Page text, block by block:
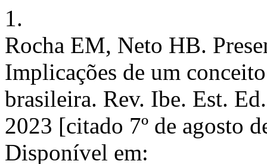
1.
Rocha EM, Neto HB.
Implicações de um
brasileira. Rev. Ibe. Est.
2023 [citado 7º de agosto
Disponível em: